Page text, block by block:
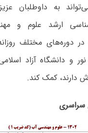
به داوطلبان
ارشد علوم و
دوره‌های مختلف
نور و دانشگاه آزاد
دارند، کمک کند.
سراسری